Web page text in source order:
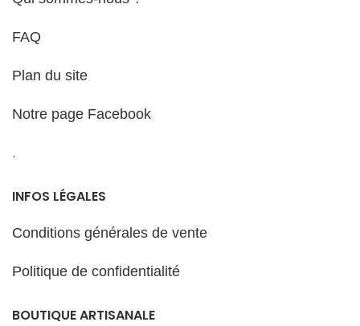
FAQ
Plan du site
Notre page Facebook
.
INFOS LÉGALES
Conditions générales de vente
Politique de confidentialité
BOUTIQUE ARTISANALE